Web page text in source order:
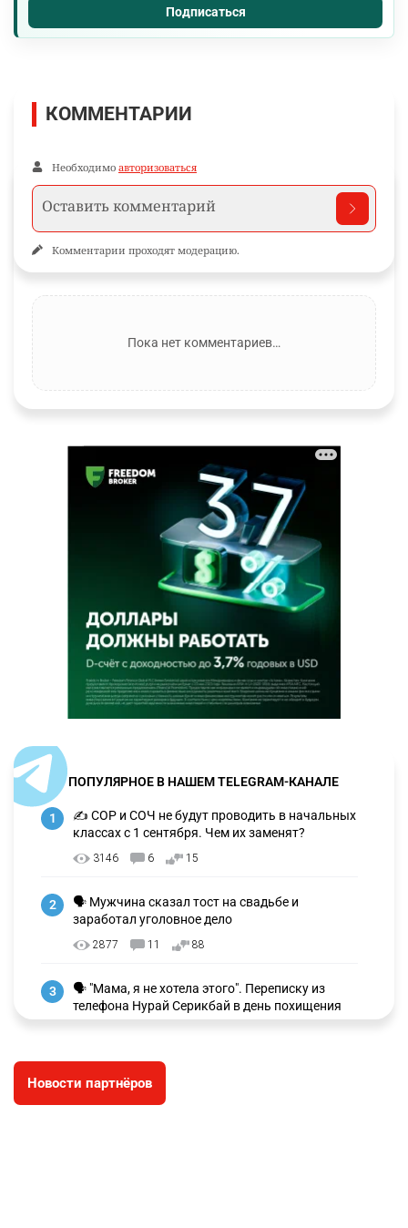
Подписаться
КОММЕНТАРИИ
Необходимо авторизоваться
Комментарии проходят модерацию.
Пока нет комментариев…
ПОПУЛЯРНОЕ В НАШЕМ TELEGRAM-КАНАЛЕ
1
✍️ СОР и СОЧ не будут проводить в начальных
классах с 1 сентября. Чем их заменят?
3146 6 15
2
🗣 Мужчина сказал тост на свадьбе и
заработал уголовное дело
2877 11 88
3
🗣 "Мама, я не хотела этого". Переписку из
телефона Нурай Серикбай в день похищения
зачитали в суде
⚠️ Доброе утро, друзья! Предлагаем обзор
главных новостей за 4 августа
Новости партнёров